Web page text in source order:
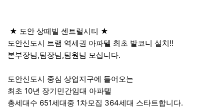
본문
★ 도안 상떼빌 센트럴시티 ★
도안신도시 트램 역세권 아파텔 최초 발코니 설치!!
본부장님,팀장님,팀원님 모십니다.
도안신도시 중심 상업지구에 들어오는
최초 10년 장기민간임대 아파텔
총세대수 651세대중 1차모집 364세대 스타트합니다.